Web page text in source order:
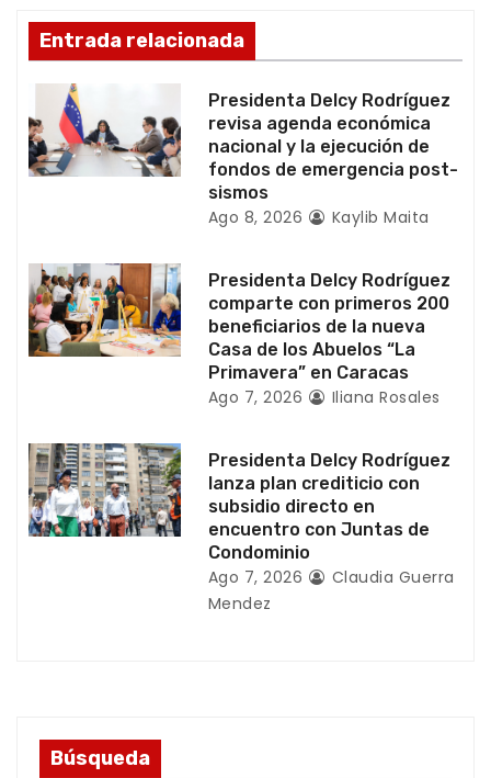
n
d
e
e
t
r
a
a
s
Entrada relacionada
Presidenta Delcy Rodríguez
revisa agenda económica
nacional y la ejecución de
fondos de emergencia post-
sismos
Ago 8, 2026 Kaylib Maita
Presidenta Delcy Rodríguez
comparte con primeros 200
beneficiarios de la nueva
Casa de los Abuelos “La
Primavera” en Caracas
Ago 7, 2026 Iliana Rosales
Presidenta Delcy Rodríguez
lanza plan crediticio con
subsidio directo en
encuentro con Juntas de
Condominio
Ago 7, 2026
Claudia Guerra
Mendez
Búsqueda